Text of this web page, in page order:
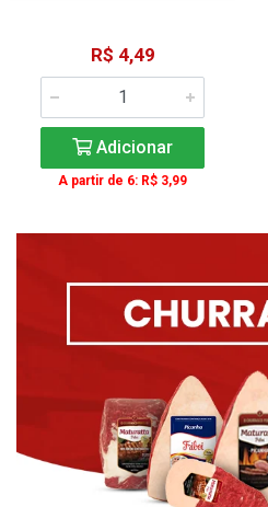
R$ 4,49
Adicionar
A partir de 6: R$ 3,99